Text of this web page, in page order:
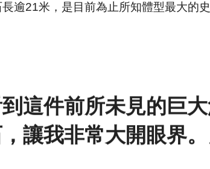
逾21米，是目前為止所知體型最大的
這件前所未見的巨
讓我非常大開眼界。